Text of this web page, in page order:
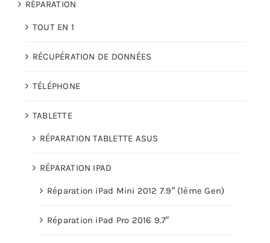
RÉPARATION
TOUT EN 1
RÉCUPÉRATION DE DONNÉES
TÉLÉPHONE
TABLETTE
RÉPARATION TABLETTE ASUS
RÉPARATION IPAD
Réparation iPad Mini 2012 7.9″ (1ème Gen)
Réparation iPad Pro 2016 9.7″